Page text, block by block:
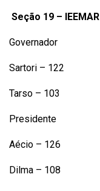
Seção 19 – IEEMAR
Governador
Sartori – 122
Tarso – 103
Presidente
Aécio – 126
Dilma – 108